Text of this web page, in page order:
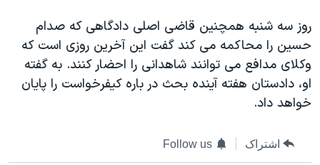
اعتراضات مردمی آبان ۹۸
اسرائیل در جنگ
نرگس محمدی برنده جایزه نوبل صلح
همایش محافظه‌کاران آمریکا «سی‌پک»
سفر پرزیدنت ترامپ به چین
روز سه شنبه همچنین قاضی اصلی دادگاهی که صدام
حسین را محاکمه می کند گفت این آخرین روزی است که
وکلای مدافع می توانند شاهدانی را احضار کنند. به گفته
او، دادستان هفته آینده بحث در باره کیفرخواست را پایان
خواهد داد.
اشتراک Follow us